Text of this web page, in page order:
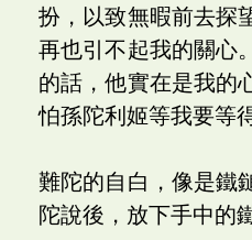
扮，以致無暇前去探
再也引不起我的關心
的話，他實在是我的
怕孫陀利姬等我要等
難陀的自白，像是鐵
陀說後，放下手中的